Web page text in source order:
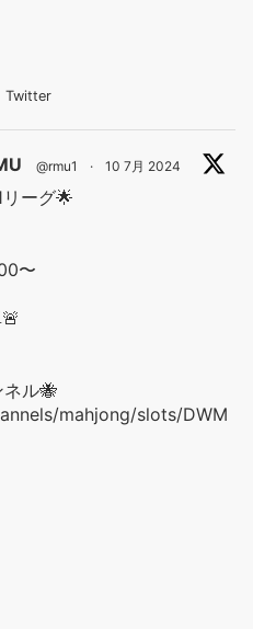
Twitter
@rmu1 · 10 7月 2024
ーグ🌟
〜
ル🐝
mahjong/slots/DWM